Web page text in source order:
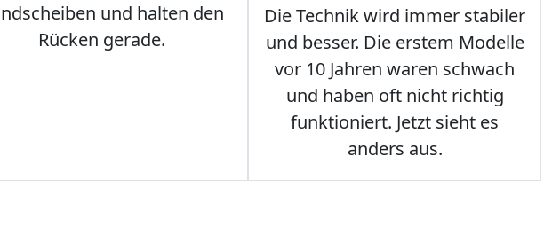
und halten den
Rücken gerade.
Die Technik wird immer stabiler
und besser. Die erstem Modelle
vor 10 Jahren waren schwach
und haben oft nicht richtig
funktioniert. Jetzt sieht es
anders aus.